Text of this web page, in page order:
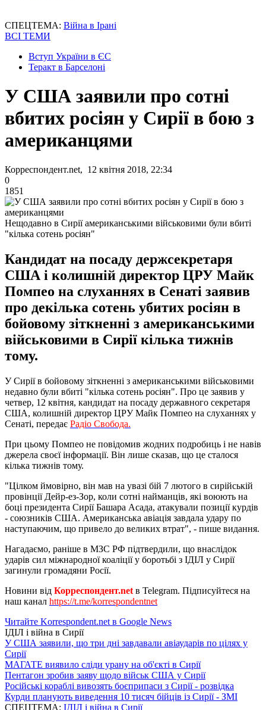
СПЕЦТЕМА: Війна в Ірані
ВСІ ТЕМИ
Вступ України в ЄС
Теракт в Барселоні
У США заявили про сотні
вбитих росіян у Сирії в бою з
американцями
Корреспондент.net, 12 квітня 2018, 22:34
0
1851
Нещодавно в Сирії американськими військовими були вбиті
"кілька сотень росіян"
Кандидат на посаду держсекретаря
США і колишній директор ЦРУ Майк
Помпео на слуханнях в Сенаті заявив
про декілька сотень убитих росіян в
бойовому зіткненні з американськими
військовими в Сирії кілька тижнів
тому.
У Сирії в бойовому зіткненні з американськими військовими
недавно були вбиті "кілька сотень росіян". Про це заявив у
четвер, 12 квітня, кандидат на посаду державного секретаря
США, колишній директор ЦРУ Майк Помпео на слуханнях у
Сенаті, передає Радіо Свобода.
При цьому Помпео не повідомив жодних подробиць і не навів
джерела своєї інформації. Він лише сказав, що це сталося
кілька тижнів тому.
"Цілком ймовірно, він мав на увазі бій 7 лютого в сирійській
провінції Дейр-ез-Зор, коли сотні найманців, які воюють на
боці президента Сирії Башара Асада, атакували позиції курдів
- союзників США. Американська авіація завдала удару по
наступаючим, що привело до великих втрат", - пише видання.
Нагадаємо, раніше в МЗС РФ підтвердили, що внаслідок
ударів сил міжнародної коаліції у боротьбі з ІДІЛ у Сирії
загинули громадяни Росії.
Новини від Корреспондент.net в Telegram. Підписуйтеся на
наш канал https://t.me/korrespondentnet
Читайте Korrespondent.net в Google News
ІДІЛ і війна в Сирії
У США заявили, що три дні завдавали авіаударів по цілях у
Сирії
МАГАТЕ виявило сліди урану на об'єкті в Сирії
Пентагон зробив заяву щодо військ США у Сирії
Російські кораблі вивозять боєприпаси з Сирії - розвідка
Курди планують виведення 10 тисяч бійців із Сирії - ЗМІ
СПЕЦТЕМА: ІДІЛ і війна в Сирії